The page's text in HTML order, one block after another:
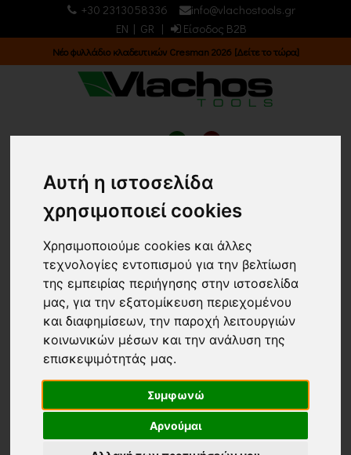
Αυτή η ιστοσελίδα
χρησιμοποιεί cookies
Χρησιμοποιούμε cookies και άλλες
τεχνολογίες εντοπισμού για την βελτίωση
της εμπειρίας περιήγησης στην ιστοσελίδα
μας, για την εξατομίκευση περιεχομένου
και διαφημίσεων, την παροχή λειτουργιών
κοινωνικών μέσων και την ανάλυση της
επισκεψιμότητάς μας.
Συμφωνώ
Αρνούμαι
+30 2313058336
info@vlachostools.gr
EN | GR | Είσοδος B2B
Νέο φυλλάδιο κλαδευτικών Cresman 2026 [Δείτε το τώρα]
0 0
Κεντρική σελίδα
Επιστροφή
Ταξινόμηση
Τα νεότερα
Εμφάνιση
24 ΠΡΟΙΟΝΤΑ